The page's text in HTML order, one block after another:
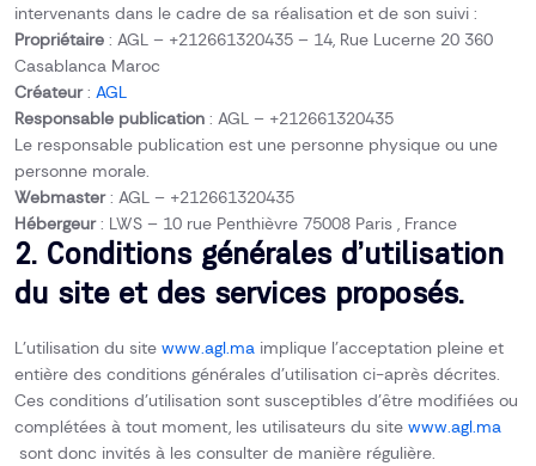
intervenants dans le cadre de sa réalisation et de son suivi :
Propriétaire : AGL – +212661320435 – 14, Rue Lucerne 20 360
Casablanca Maroc
Créateur: AGL
Responsable publication : AGL – +212661320435
Le responsable publication est une personne physique ou une
personne morale.
Webmaster: AGL – +212661320435
Hébergeur: LWS – 10 rue Penthièvre 75008 Paris , France
2. Conditions générales d’utilisation
du site et des services proposés.
L’utilisation du site www.agl.ma implique l’acceptation pleine et
entière des conditions générales d’utilisation ci-après décrites.
Ces conditions d’utilisation sont susceptibles d’être modifiées ou
complétées à tout moment, les utilisateurs du site www.agl.ma
sont donc invités à les consulter de manière régulière.